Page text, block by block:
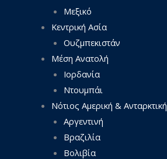
Μεξικό
Κεντρική Ασία
Ουζμπεκιστάν
Μέση Ανατολή
Ιορδανία
Ντουμπάι
Νότιος Αμερική & Ανταρκτική
Αργεντινή
Βραζιλία
Βολιβία